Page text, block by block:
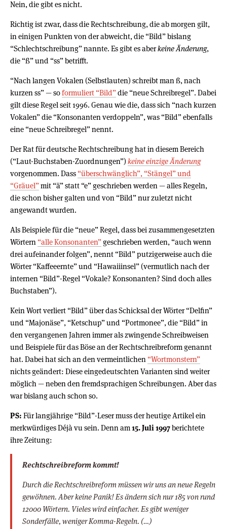
Nein, die gibt es nicht.
Richtig ist zwar, dass die Rechtschreibung, die ab morgen gilt,
in einigen Punkten von der abweicht, die “Bild” bislang
“Schlechtschreibung” nannte. Es gibt es aberkeine Änderung,
die “ß” und “ss” betrifft.
“Nach langen Vokalen (Selbstlauten) schreibt man ß, nach
kurzen ss” — soformuliert “Bild”die “neue Schreibregel”. Dabei
gilt diese Regel seit 1996. Genau wie die, dass sich “nach kurzen
Vokalen” die “Konsonanten verdoppeln”, was “Bild” ebenfalls
eine “neue Schreibregel” nennt.
Der Rat für deutsche Rechtschreibung hat in diesem Bereich
(“Laut-Buchstaben-Zuordnungen”) keine einzige Änderung
vorgenommen. Dass “überschwänglich”, “Stängel” und
“Gräuel”mit “ä” statt “e” geschrieben werden — alles Regeln,
die schon bisher galten und von “Bild” nur zuletzt nicht
angewandt wurden.
Als Beispiele für die “neue” Regel, dass bei zusammengesetzten
Wörtern “alle Konsonanten”geschrieben werden, “auch wenn
drei aufeinander folgen”, nennt “Bild” putzigerweise auch die
Wörter “Kaffeeernte” und “Hawaiiinsel” (vermutlich nach der
internen “Bild”-Regel “Vokale? Konsonanten? Sind doch alles
Buchstaben”).
Kein Wort verliert “Bild” über das Schicksal der Wörter “Delfin”
und “Majonäse”, “Ketschup” und “Portmonee”, die “Bild” in
den vergangenen Jahren immer als zwingende Schreibweisen
und Beispiele für das Böse an der Rechtschreibreform genannt
hat. Dabei hat sich an den vermeintlichen “Wortmonstern”
nichts geändert: Diese eingedeutschten Varianten sind weiter
möglich — neben den fremdsprachigen Schreibungen. Aber das
war bislang auch schon so.
PS: Für langjährige “Bild”-Leser muss der heutige Artikel ein
merkwürdiges Déjà vu sein. Denn am15. Juli 1997berichtete
ihre Zeitung:
Rechtschreibreform kommt!
Durch die Rechtschreibreform müssen wir uns an neue Regeln
gewöhnen. Aber keine Panik! Es ändern sich nur 185 von rund
12000 Wörtern. Vieles wird einfacher. Es gibt weniger
Sonderfälle, weniger Komma-Regeln. (…)